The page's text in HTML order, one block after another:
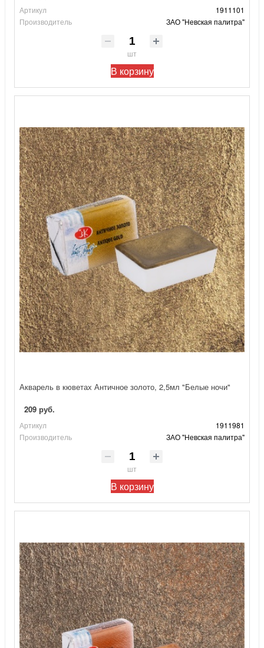
Артикул
1911101
Производитель
ЗАО "Невская палитра"
шт
В корзину
Акварель в кюветах Античное золото, 2,5мл "Белые ночи"
209 руб.
Артикул
1911981
Производитель
ЗАО "Невская палитра"
шт
В корзину